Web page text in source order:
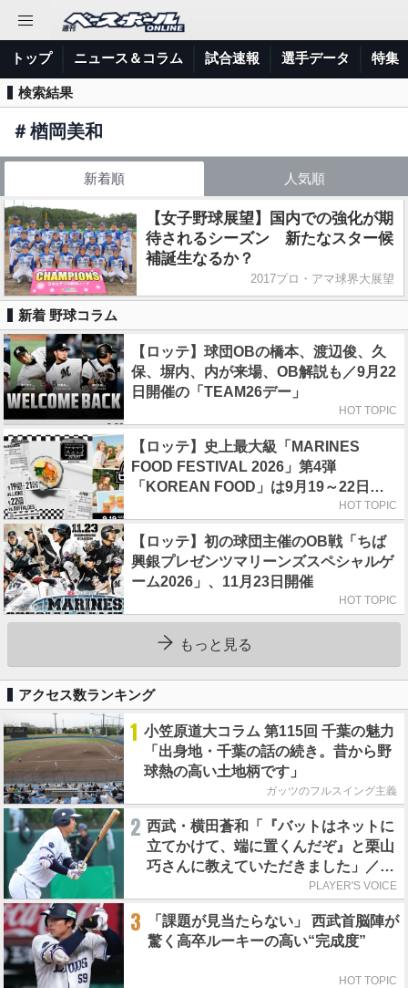
トップ ニュース＆コラム 試合速報 選手データ 特集
検索結果
＃楢岡美和
新着順 人気順
【女子野球展望】国内での強化が期
待されるシーズン 新たなスター候
補誕生なるか？
2017プロ・アマ球界大展望
新着 野球コラム
【ロッテ】球団OBの橋本、渡辺俊、久
保、塀内、内が来場、OB解説も／9月22
日開催の「TEAM26デー」
HOT TOPIC
【ロッテ】史上最大級「MARINES
FOOD FESTIVAL 2026」第4弾
「KOREAN FOOD」は9月19～22日／
HOT TOPIC
【ロッテ】初の球団主催のOB戦「ちば
興銀プレゼンツマリーンズスペシャルゲ
ーム2026」、11月23日開催
HOT TOPIC
もっと見る
アクセス数ランキング
1 小笠原道大コラム 第115回 千葉の魅力
「出身地・千葉の話の続き。昔から野
球熱の高い土地柄です」
ガッツのフルスイング主義
2 西武・横田蒼和「『バットはネットに
立てかけて、端に置くんだぞ』と栗山
巧さんに教えていただきました」／憧
PLAYER'S VOICE
3
「課題が見当たらない」 西武首脳陣が
驚く高卒ルーキーの高い“完成度”
HOT TOPIC